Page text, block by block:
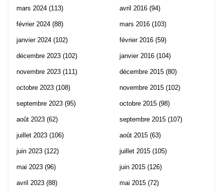
mars 2024 (113)
février 2024 (88)
janvier 2024 (102)
décembre 2023 (102)
novembre 2023 (111)
octobre 2023 (108)
septembre 2023 (95)
août 2023 (62)
juillet 2023 (106)
juin 2023 (122)
mai 2023 (96)
avril 2023 (88)
avril 2016 (94)
mars 2016 (103)
février 2016 (59)
janvier 2016 (104)
décembre 2015 (80)
novembre 2015 (102)
octobre 2015 (98)
septembre 2015 (107)
août 2015 (63)
juillet 2015 (105)
juin 2015 (126)
mai 2015 (72)